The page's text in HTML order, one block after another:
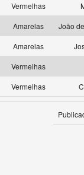
Vermelhas
Amarelas
João
Amarelas
Vermelhas
Vermelhas